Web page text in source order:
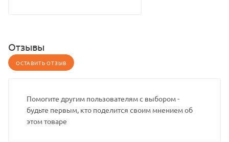
Отзывы
ОСТАВИТЬ ОТЗЫВ
Помогите другим пользователям с выбором -
будьте первым, кто поделится своим мнением об
этом товаре